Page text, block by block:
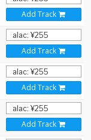
Add Track
Add Track
Add Track
Add Track